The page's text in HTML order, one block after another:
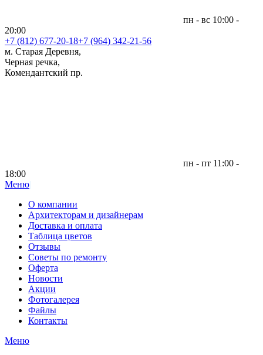
пн - вс 10:00 -
20:00
+7 (812) 677-20-18+7 (964) 342-21-56
м. Старая Деревня,
Черная речка,
Комендантский пр.
пн - пт 11:00 -
18:00
Меню|
О компании
Архитекторам и дизайнерам
Доставка и оплата
Таблица цветов
Отзывы
Советы по ремонту
Оферта
Новости
Акции
Фотогалерея
Файлы
Контакты
Меню